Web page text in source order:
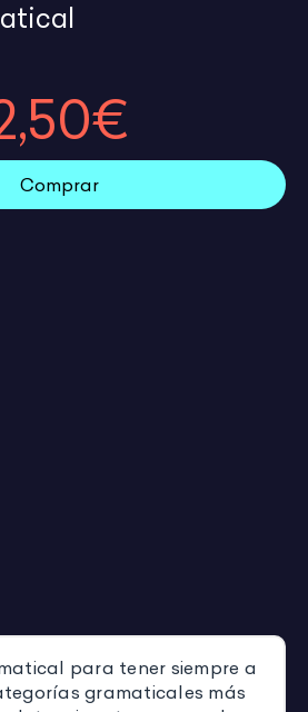
para tener siempre a
gramaticales más
Comprar